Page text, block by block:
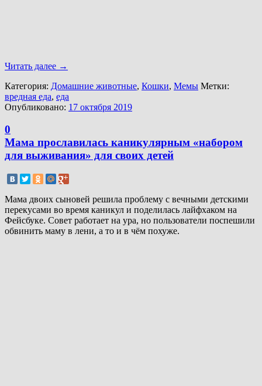
Читать далее →
Категория: Домашние животные, Кошки, Мемы Метки:
вредная еда, еда
Опубликовано: 17 октября 2019
0
Мама прославилась каникулярным «набором
для выживания» для своих детей
Мама двоих сыновей решила проблему с вечными детскими
перекусами во время каникул и поделилась лайфхаком на
Фейсбуке. Совет работает на ура, но пользователи поспешили
обвинить маму в лени, а то и в чём похуже.